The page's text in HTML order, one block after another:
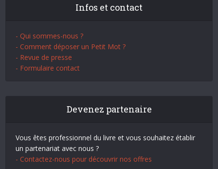
Infos et contact
- Qui sommes-nous ?
- Comment déposer un Petit Mot ?
- Revue de presse
- Formulaire contact
Devenez partenaire
Vous êtes professionnel du livre et vous souhaitez établir
un partenariat avec nous ?
- Contactez-nous pour découvrir nos offres